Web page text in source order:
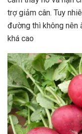
trợ giảm cân. Tuy
đường thì không nên
khá cao